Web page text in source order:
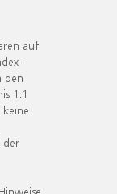
auf
den
1:1
der